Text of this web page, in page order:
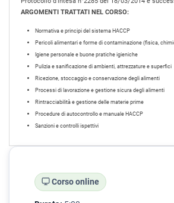
ARGOMENTI TRATTATI NEL CORSO:
Normativa e principi del sistema HACCP
Pericoli alimentari e forme di contaminazione (fisica,
Igiene personale e buone pratiche igieniche
Pulizia e sanificazione di ambienti, attrezzature e superfici
Ricezione, stoccaggio e conservazione degli alimenti
Processi di lavorazione e gestione sicura degli alimenti
Rintracciabilità e gestione delle materie prime
Procedure di autocontrollo e manuale HACCP
Sanzioni e controlli ispettivi
Corso online